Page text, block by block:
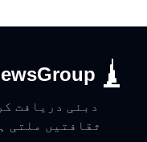
دبئی دریافت
ثقافتیں ملتی